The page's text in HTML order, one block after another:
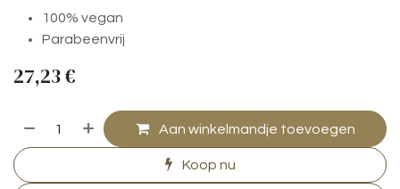
100% vegan
Parabeenvrij
27,23€
Aan winkelmandje toevoegen
Koop nu